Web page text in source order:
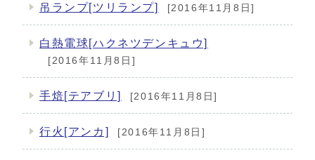
吊ランプ[ツリランプ] [2016年11月8日]
白熱電球[ハクネツデンキュウ]
[2016年11月8日]
手焙[テアブリ] [2016年11月8日]
行火[アンカ] [2016年11月8日]